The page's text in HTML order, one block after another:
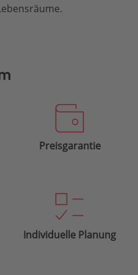
Preisgarantie
Individuelle Planung